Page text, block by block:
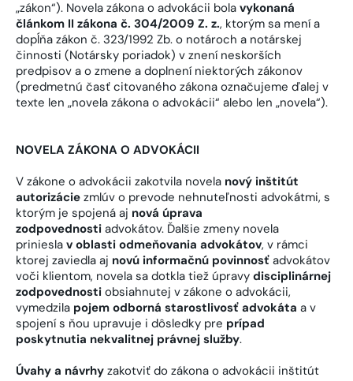
„zákon“). Novela zákona o advokácii bola vykonaná
článkom II zákona č. 304/2009 Z. z., ktorým sa mení a
dopĺňa zákon č. 323/1992 Zb. o notároch a notárskej
činnosti (Notársky poriadok) v znení neskorších
predpisov a o zmene a doplnení niektorých zákonov
(predmetnú časť citovaného zákona označujeme ďalej v
texte len „novela zákona o advokácii“ alebo len „novela“).
NOVELA ZÁKONA O ADVOKÁCII
V zákone o advokácii zakotvila novela nový inštitút
autorizácie zmlúv o prevode nehnuteľnosti advokátmi, s
ktorým je spojená aj nová úprava
zodpovednosti advokátov. Ďalšie zmeny novela
priniesla v oblasti odmeňovania advokátov, v rámci
ktorej zaviedla aj novú informačnú povinnosť advokátov
voči klientom, novela sa dotkla tiež úpravy disciplinárnej
zodpovednosti obsiahnutej v zákone o advokácii,
vymedzila pojem odborná starostlivosť advokáta a v
spojení s ňou upravuje i dôsledky pre prípad
poskytnutia nekvalitnej právnej služby.
Úvahy a návrhy zakotviť do zákona o advokácii inštitút